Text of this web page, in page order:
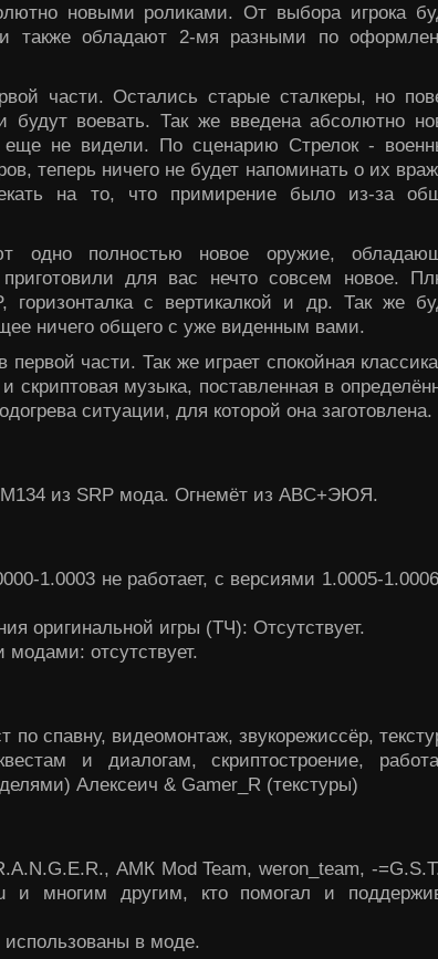
новыми роликами. От выбора игрока
также обладают 2-мя разными по
части. Остались старые сталкеры, но
воевать. Так же введена абсолютно
еще не видели. По сценарию Стрелок -
теперь ничего не будет напоминать о их
на то, что примирение было из-за
одно полностью новое оружие,
для вас нечто совсем новое.
горизонталка с вертикалкой и др. Так же
ничего общего с уже виденным вами.
части. Так же играет спокойная
скриптовая музыка, поставленная в
ситуации, для которой она заготовлена.
из SRP мода. Огнемёт из ABC+ЭЮЯ.
1.0003 не работает, с версиями 1.0005-
оригинальной игры (ТЧ): Отсутствует.
отсутствует.
по спавну, видеомонтаж, звукорежиссёр,
и диалогам, скриптостроение,
Алексеич & Gamer_R (текстуры)
АМК Mod Team, weron_team, -
и многим другим, кто помогал и
в моде.